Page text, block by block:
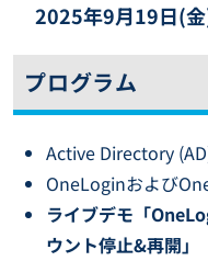
2025年9月19日(
プログラム
Active Directory
OneLoginおよび
ライブデモ「
ウント停止&再開」